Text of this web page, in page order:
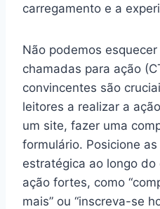
carregamento e a
Não podemos
chamadas para ação
convincentes são
leitores a realizar a
um site, fazer uma
formulário. Posicione
estratégica ao longo
ação fortes, como
mais” ou “inscreva-se